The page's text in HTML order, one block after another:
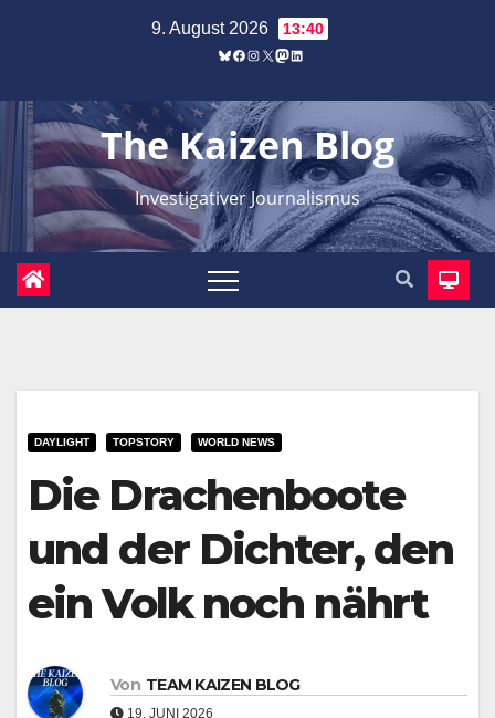
9. August 2026 13:40
Bluesky
Facebook
Instagram
X Mastodon
LinkedIn
The Kaizen Blog
Investigativer Journalismus
DAYLIGHT TOPSTORY WORLD NEWS
Die Drachenboote
und der Dichter, den
ein Volk noch nährt
Von TEAM KAIZEN BLOG
19. JUNI 2026